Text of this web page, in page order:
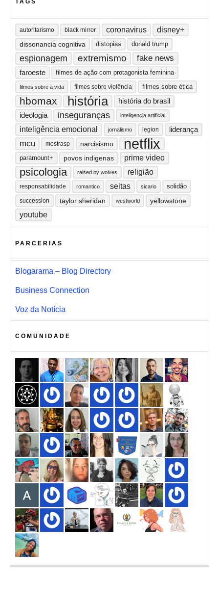
TAGS
autoritarismo black mirror coronavirus disney+
dissonancia cognitiva distopias donald trump
espionagem extremismo fake news
faroeste filmes de ação com protagonista feminina
filmes sobre a vida filmes sobre violência filmes sobre ética
hbomax história história do brasil
ideologia inseguranças inteligencia artificial
inteligência emocional jornalismo legion liderança
mcu mostrasp narcisismo netflix
paramount+ povos indigenas prime video
psicologia raised by wolves religião
responsabilidade romantico seitas sicario solidão
succession taylor sheridan westworld yellowstone
youtube
PARCERIAS
Blogarama – Blog Directory
Business Connection
Voz da Notícia
COMUNIDADE